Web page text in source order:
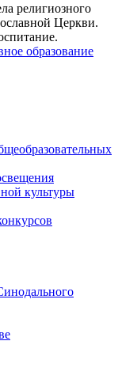
религиозного
Церкви.
культуры